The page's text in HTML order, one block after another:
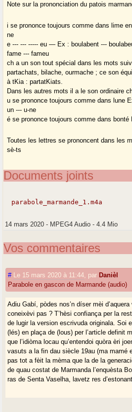
Note sur la prononciation du patois
i se prononce toujours comme dans lime
ne
e --- --- ----- eu — Ex : boulabent ---
fame --- fameu
ch a un son tout spécial dans les mots
partachats, bilache, ourmache ; ce son
à tKia : partatKiats.
Dans les autres mots il a le son ordinaire
u se prononce toujours comme dans lune
un --- u-ne
é se prononce toujours comme dans bonté
Toutes les lettres se prononcent dans les
sè-ts
Documents joints
parabole_marmande_1.m4a
14 mars 2020 - MPEG4 Audio -4.4 Mio
Vos commentaires
# Le 15 mars 2020 à 11:44, par Danièl
Parabole en gascon de Marmande (audio)
Adiu Gabí, pòdes nos’n díser mèi
coneixèvi pas ? T’hèsi confiança per la
de lugir la version escrivuda originala. Soi
(lés) en plaça de (lous) per l’article definit
que l’idiòma locau qu’entendoi quòra èri
vasuts a la fin dau siècle 19au (ma mamé
pas tot a fèit la mèma que la de la
de quau costat de Marmanda l’enquèsta
ras de Senta Vaselha, lavetz res